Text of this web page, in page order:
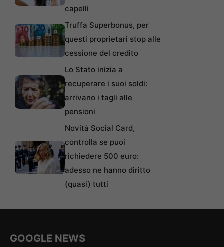
capelli
Truffa Superbonus, per
questi proprietari stop alle
cessione del credito
Lo Stato inizia a
recuperare i suoi soldi:
arrivano i tagli alle
pensioni
Novità Social Card,
controlla se puoi
richiedere 500 euro:
adesso ne hanno diritto
(quasi) tutti
GOOGLE NEWS